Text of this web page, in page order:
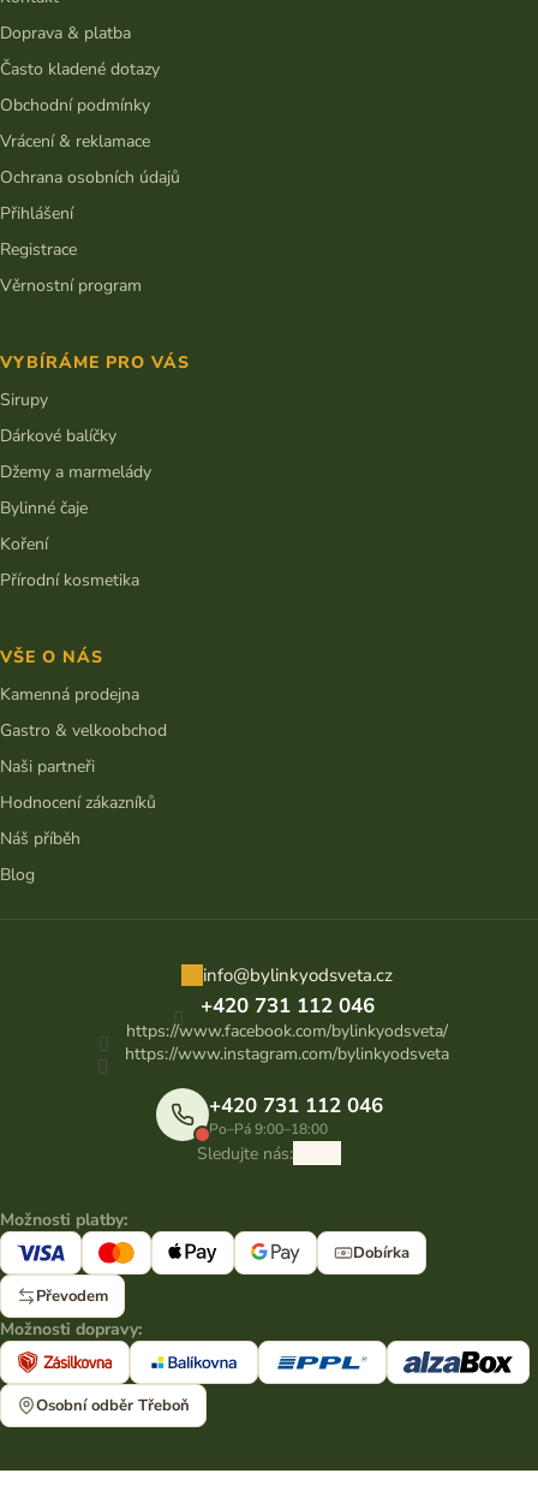
í
info@bylinkyodsveta.cz
+420 731 112 046
https://www.facebook.com/bylinkyodsveta/
https://www.instagram.com/bylinkyodsveta
+420 731 112 046
Po–Pá 9:00–18:00
Sledujte nás:
Doprava & platba
Často kladené dotazy
Obchodní podmínky
Vrácení & reklamace
Ochrana osobních údajů
Přihlášení
Registrace
Věrnostní program
VYBÍRÁME PRO VÁS
Sirupy
Dárkové balíčky
Džemy a marmelády
Bylinné čaje
Koření
Přírodní kosmetika
VŠE O NÁS
Kamenná prodejna
Gastro & velkoobchod
Naši partneři
Hodnocení zákazníků
Náš příběh
Blog
Možnosti platby:
Dobírka
Převodem
Možnosti dopravy:
Osobní odběr Třeboň